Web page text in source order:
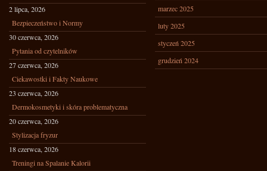
2 lipca, 2026
Bezpieczeństwo i Normy
30 czerwca, 2026
Pytania od czytelników
27 czerwca, 2026
Ciekawostki i Fakty Naukowe
23 czerwca, 2026
Dermokosmetyki i skóra problematyczna
20 czerwca, 2026
Stylizacja fryzur
18 czerwca, 2026
Treningi na Spalanie Kalorii
marzec 2025
luty 2025
styczeń 2025
grudzień 2024